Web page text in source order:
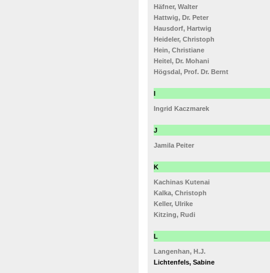
Häfner, Walter
Hattwig, Dr. Peter
Hausdorf, Hartwig
Heideler, Christoph
Hein, Christiane
Heitel, Dr. Mohani
Högsdal, Prof. Dr. Bernt
I
Ingrid Kaczmarek
J
Jamila Peiter
K
Kachinas Kutenai
Kalka, Christoph
Keller, Ulrike
Kitzing, Rudi
L
Langenhan, H.J.
Lichtenfels, Sabine